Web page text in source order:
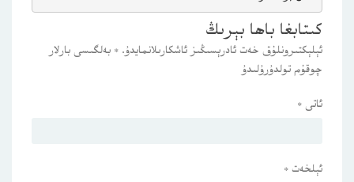
كىتابغا باھا بېرىڭ
ئېلېكتىرونلۇق خەت ئادرېسىڭىز ئاشكارىلانمايدۇ. * بەلگىسى بارلار
چوقۇم تولدۇرۇلىدۇ
ئاتى *
ئېلخەت *